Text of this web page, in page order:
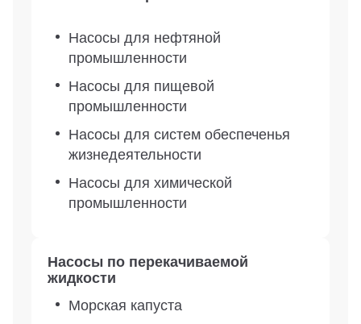
Насосы для нефтяной
промышленности
Насосы для пищевой
промышленности
Насосы для систем обеспеченья
жизнедеятельности
Насосы для химической
промышленности
Насосы по перекачиваемой
жидкости
Морская капуста